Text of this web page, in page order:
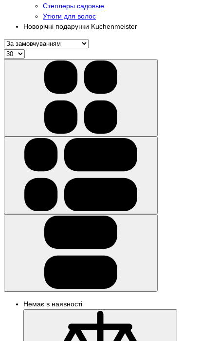
Степлеры садовые
Утюги для волос
Новорічні подарунки Kuchenmeister
Немає в наявності